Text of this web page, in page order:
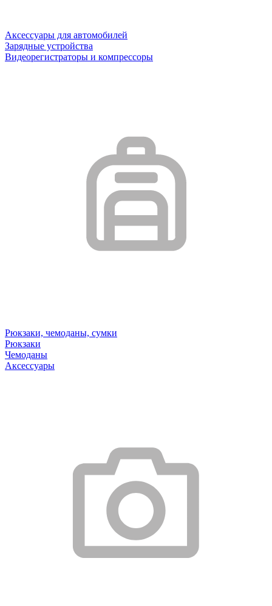
Аксессуары для автомобилей
Зарядные устройства
Видеорегистраторы и компрессоры
Рюкзаки, чемоданы, сумки
Рюкзаки
Чемоданы
Аксессуары